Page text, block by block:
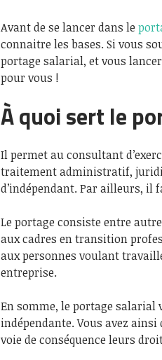
Avant de se lancer dans le
connaitre les bases. Si vous
portage salarial, et vous
pour vous !
À quoi sert le
Il permet au consultant
traitement administratif,
d’indépendant. Par ailleurs, il
Le portage consiste entre
aux cadres en transition
aux personnes voulant
entreprise.
En somme, le portage salarial
indépendante. Vous avez
voie de conséquence leurs